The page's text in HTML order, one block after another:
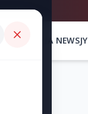
live.
INDIA NEWS